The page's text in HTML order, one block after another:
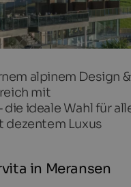
alpinem Design &
mit
die ideale Wahl für
dezentem Luxus
in Meransen